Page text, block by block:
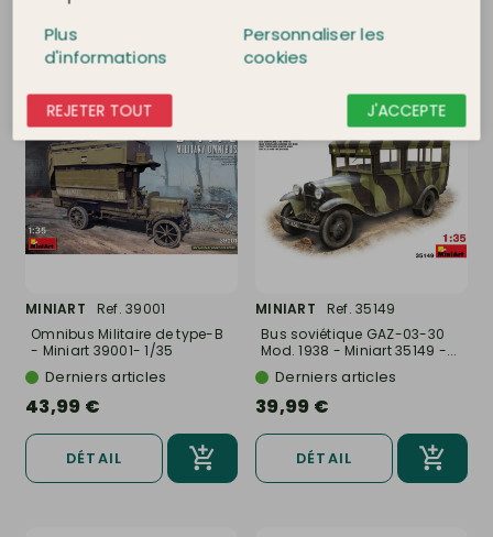
DÉTAIL
MINIART
Ref. 39001
Omnibus Militaire de type-B
- Miniart 39001- 1/35
Derniers articles
43,99 €
DÉTAIL
MINIART
Ref. 35149
Bus soviétique GAZ-03-30
Mod. 1938 - Miniart 35149 -...
Derniers articles
39,99 €
DÉTAIL
Plus
d'informations
Personnaliser les
cookies
REJETER TOUT J'ACCEPTE